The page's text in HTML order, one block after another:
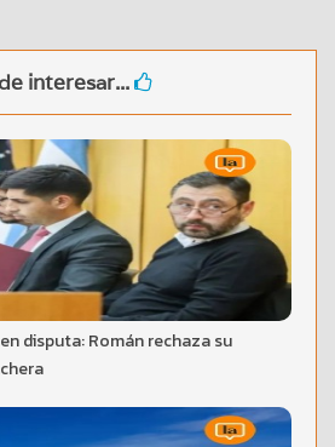
interesar...
disputa: Román rechaza su